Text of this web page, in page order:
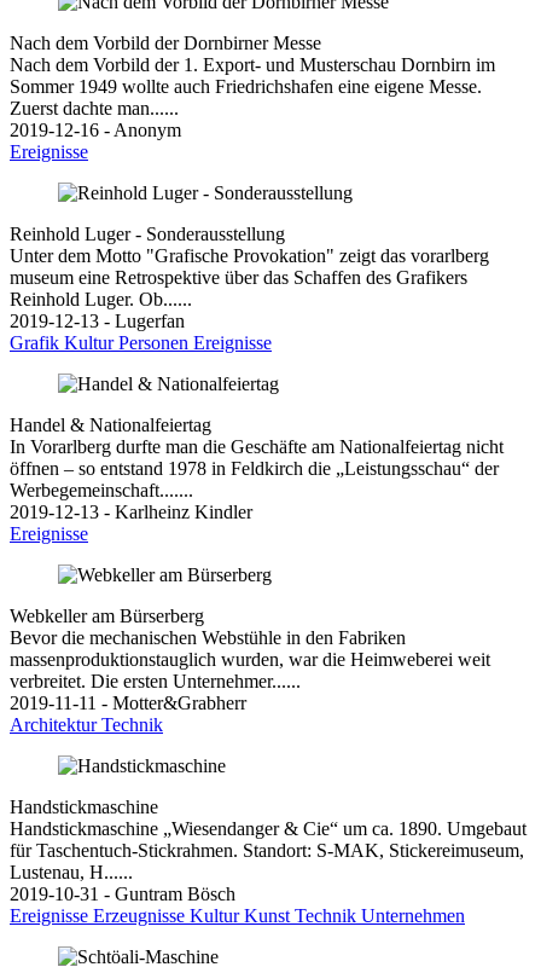
Nach dem Vorbild der Dornbirner Messe
Nach dem Vorbild der 1. Export- und Musterschau Dornbirn im
Sommer 1949 wollte auch Friedrichshafen eine eigene Messe.
Zuerst dachte man......
2019-12-16 - Anonym
Ereignisse
Reinhold Luger - Sonderausstellung
Unter dem Motto "Grafische Provokation" zeigt das vorarlberg
museum eine Retrospektive über das Schaffen des Grafikers
Reinhold Luger. Ob......
2019-12-13 - Lugerfan
Grafik KulturPersonen Ereignisse
Handel & Nationalfeiertag
In Vorarlberg durfte man die Geschäfte am Nationalfeiertag nicht
öffnen – so entstand 1978 in Feldkirch die „Leistungsschau“ der
Werbegemeinschaft.......
2019-12-13 - Karlheinz Kindler
Ereignisse
Webkeller am Bürserberg
Bevor die mechanischen Webstühle in den Fabriken
massenproduktionstauglich wurden, war die Heimweberei weit
verbreitet. Die ersten Unternehmer......
2019-11-11 - Motter&Grabherr
ArchitekturTechnik
Handstickmaschine
Handstickmaschine „Wiesendanger & Cie“ um ca. 1890. Umgebaut
für Taschentuch-Stickrahmen. Standort: S-MAK, Stickereimuseum,
Lustenau, H......
2019-10-31 - Guntram Bösch
Ereignisse Erzeugnisse KulturKunst Technik Unternehmen